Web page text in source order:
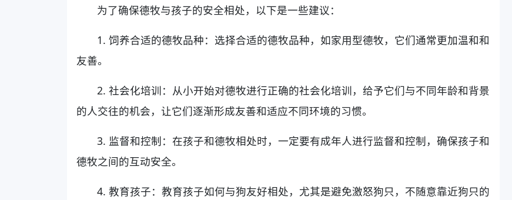
为了确保德牧与孩子的安全相处，以下是一些建议：
1. 饲养合适的德牧品种：选择合适的德牧品种，如家用型德牧，它们通常更加温和和
友善。
2. 社会化培训：从小开始对德牧进行正确的社会化培训，给予它们与不同年龄和背景
的人交往的机会，让它们逐渐形成友善和适应不同环境的习惯。
3. 监督和控制：在孩子和德牧相处时，一定要有成年人进行监督和控制，确保孩子和
德牧之间的互动安全。
4. 教育孩子：教育孩子如何与狗友好相处，尤其是避免激怒狗只，不随意靠近狗只的